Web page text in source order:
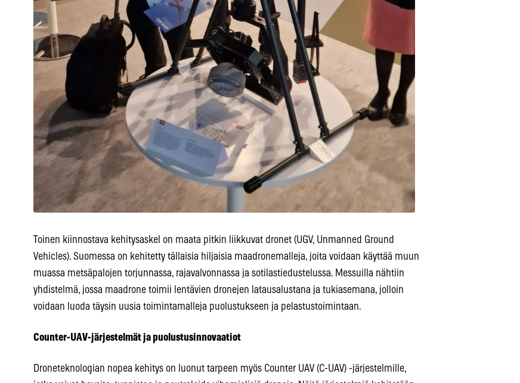
Toinen kiinnostava kehitysaskel on maata pitkin liikkuvat dronet (UGV, Unmanned Ground
Vehicles). Suomessa on kehitetty tällaisia hiljaisia maadronemalleja, joita voidaan käyttää muun
muassa metsäpalojen torjunnassa, rajavalvonnassa ja sotilastiedustelussa. Messuilla nähtiin
yhdistelmä, jossa maadrone toimii lentävien dronejen latausalustana ja tukiasemana, jolloin
voidaan luoda täysin uusia toimintamalleja puolustukseen ja pelastustoimintaan.
Counter-UAV-järjestelmät ja puolustusinnovaatiot
Droneteknologian nopea kehitys on luonut tarpeen myös Counter UAV (C-UAV) -järjestelmille,